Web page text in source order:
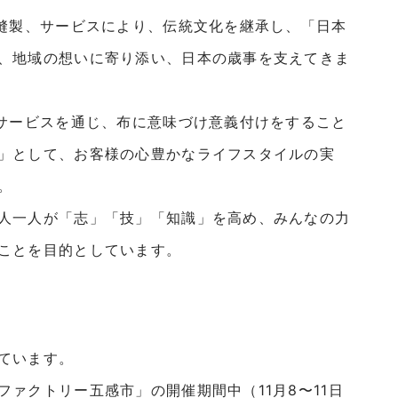
、サービスにより、伝統文化を継承し、「日本
域の想いに寄り添い、日本の歳事を支えてきま
ビスを通じ、布に意味づけ意義付けをすること
として、お客様の心豊かなライフスタイルの実
一人が「志」「技」「知識」を高め、みんなの力
を目的としています。
います。
ァクトリー五感市 」の開催期間中（11月8〜11日